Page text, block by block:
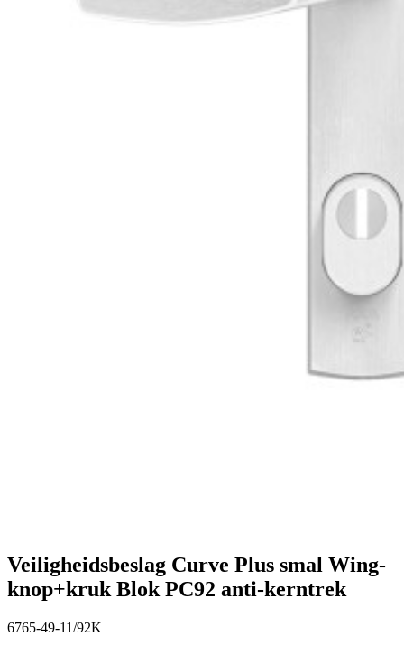
Veiligheidsbeslag Curve Plus smal Wing-
knop+kruk Blok PC92 anti-kerntrek
6765-49-11/92K